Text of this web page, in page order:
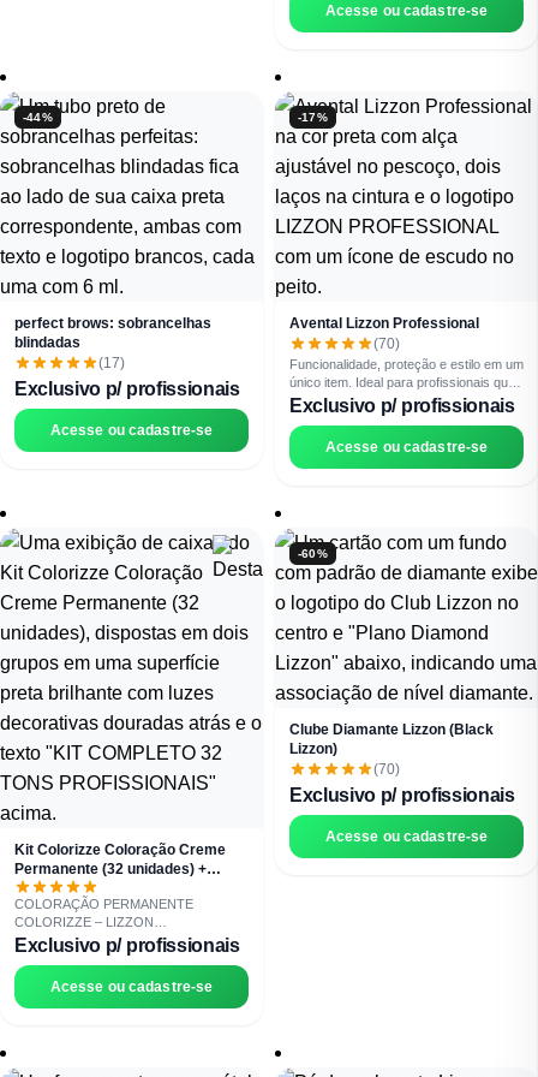
Fortalece os fios e repõe nutrientes
Devolve vida e saúde ao cabelo
Recupera e previne o ressecamento
com ativos naturais
Acesse ou cadastre-se
-44%
perfect brows: sobrancelhas
blindadas
(17)
Exclusivo p/ profissionais
Acesse ou cadastre-se
-17%
Avental Lizzon Professional
(70)
Funcionalidade, proteção e estilo em um
único item. Ideal para profissionais que
valorizam elegância e conforto
enquanto atendem com excelência.
Exclusivo p/ profissionais
Acesse ou cadastre-se
Kit Colorizze Coloração Creme
Permanente (32 unidades) +
GANHE CURSO MORENA
ILUMINADA
COLORAÇÃO PERMANENTE
COLORIZZE – LIZZON
PROFESSIONAL Coloração
profissional que une cor e tratamento no
mesmo serviço, entregando resultado
superior com alto desempenho técnico
no salão. * Alta cobertura + tratamento
vibrantes e duradouras * Alto
Exclusivo p/ profissionais
Acesse ou cadastre-se
-60%
Clube Diamante Lizzon (Black
Lizzon)
(70)
Exclusivo p/ profissionais
Acesse ou cadastre-se